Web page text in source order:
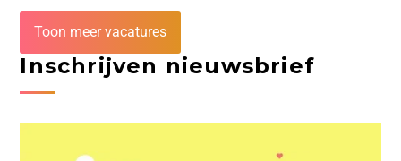
Toon meer vacatures
Inschrijven nieuwsbrief